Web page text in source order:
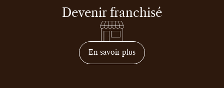
Devenir franchisé
En savoir plussur comment devenir